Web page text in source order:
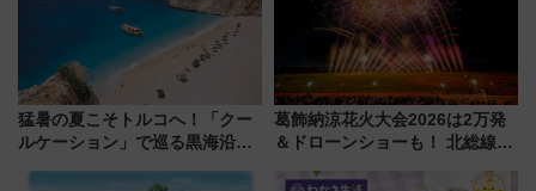
猛暑の夏こそトルコへ！「クー
ルケーション」で巡る黒海沿岸
葛飾納涼花火大会2026は2万発
＆ドローンショーも！ 北総線を